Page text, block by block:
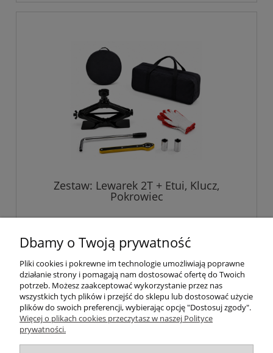
Zestaw: Lewarek 2T + Etui, Klucz,
Pokrowiec
do koszyka
Pomoc
Informacje
Dbamy o Twoją prywatność
Pliki cookies i pokrewne im technologie umożliwiają poprawne
działanie strony i pomagają nam dostosować ofertę do Twoich
potrzeb. Możesz zaakceptować wykorzystanie przez nas
wszystkich tych plików i przejść do sklepu lub dostosować użycie
plików do swoich preferencji, wybierając opcję "Dostosuj zgody".
Więcej o plikach cookies przeczytasz w naszej Polityce
prywatności.